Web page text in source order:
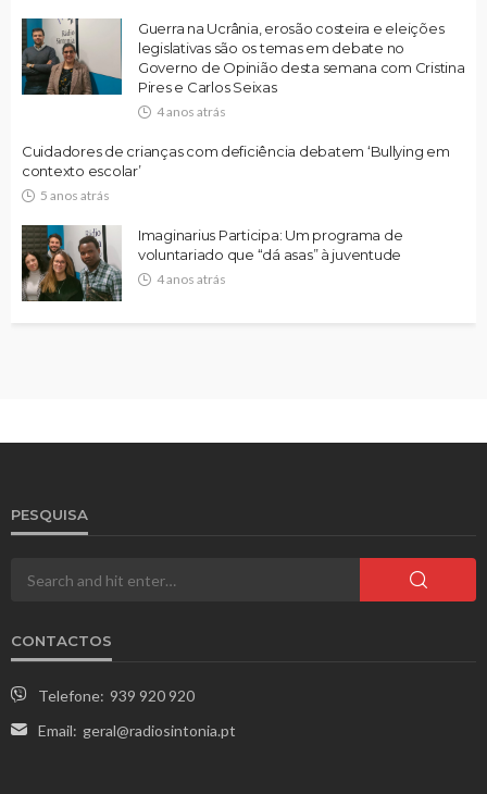
Guerra na Ucrânia, erosão costeira e eleições
legislativas são os temas em debate no
Governo de Opinião desta semana com Cristina
Pires e Carlos Seixas
4 anos atrás
Cuidadores de crianças com deficiência debatem ‘Bullying em
contexto escolar’
5 anos atrás
Imaginarius Participa: Um programa de
voluntariado que “dá asas” à juventude
4 anos atrás
PESQUISA
CONTACTOS
Telefone: 939 920 920
Email: geral@radiosintonia.pt